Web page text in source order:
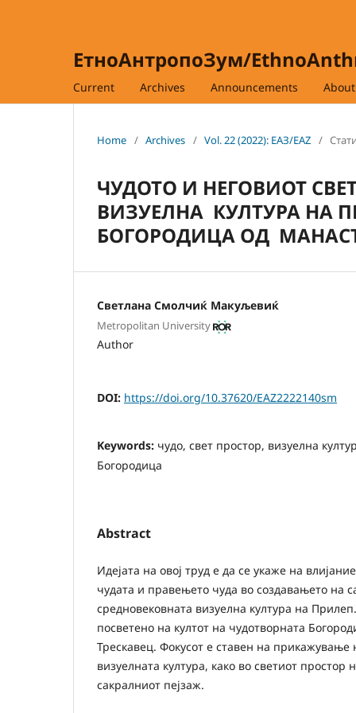
ЕтноАнтропоЗум/
Current Archives Announcements About
Home / Archives / Vol. 22 (2022): ЕАЗ/EAZ /
ЧУДОТО И НЕГОВИОТ
ВИЗУЕЛНА КУЛТУРА НА
БОГОРОДИЦА ОД
Светлана Смолчиќ Макуљевиќ
Metropolitan University
Author
DOI: https://doi.org/10.37620/EAZ2222140sm
Keywords: чудо, свет простор, визуелна
Богородица
Abstract
Идејата на овој труд е да се укаже на
чудата и правењето чуда во создавањето на
средновековната визуелна култура на
посветено на култот на чудотворната
Трескавец. Фокусот е ставен на прикажување
визуелната култура, како во светиот простор
сакралниот пејзаж.